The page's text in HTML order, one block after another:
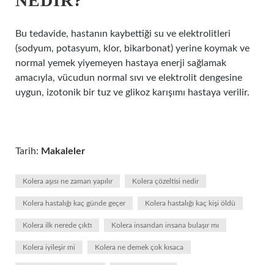
Bu tedavide, hastanın kaybettiği su ve elektrolitleri
(sodyum, potasyum, klor, bikarbonat) yerine koymak ve
normal yemek yiyemeyen hastaya enerji sağlamak
amacıyla, vücudun normal sıvı ve elektrolit dengesine
uygun, izotonik bir tuz ve glikoz karışımı hastaya verilir.
Tarih: Makaleler
Kolera aşısı ne zaman yapılır Kolera çözeltisi nedir
Kolera hastalığı kaç günde geçer Kolera hastalığı kaç kişi öldü
Kolera ilk nerede çıktı Kolera insandan insana bulaşır mı
Kolera iyileşir mi Kolera ne demek çok kısaca